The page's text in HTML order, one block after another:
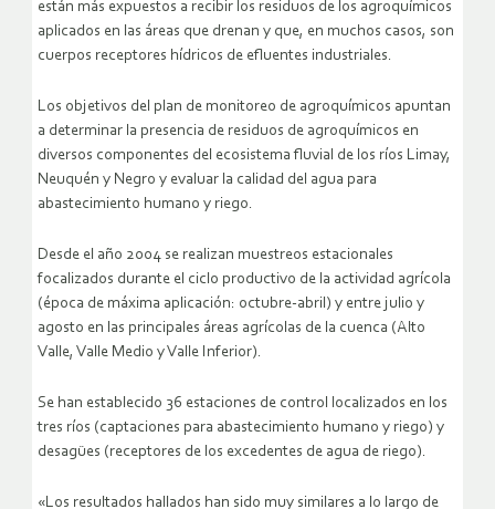
están más expuestos a recibir los residuos de los agroquímicos
aplicados en las áreas que drenan y que, en muchos casos, son
cuerpos receptores hídricos de efluentes industriales.
Los objetivos del plan de monitoreo de agroquímicos apuntan
a determinar la presencia de residuos de agroquímicos en
diversos componentes del ecosistema fluvial de los ríos Limay,
Neuquén y Negro y evaluar la calidad del agua para
abastecimiento humano y riego.
Desde el año 2004 se realizan muestreos estacionales
focalizados durante el ciclo productivo de la actividad agrícola
(época de máxima aplicación: octubre-abril) y entre julio y
agosto en las principales áreas agrícolas de la cuenca (Alto
Valle, Valle Medio y Valle Inferior).
Se han establecido 36 estaciones de control localizados en los
tres ríos (captaciones para abastecimiento humano y riego) y
desagües (receptores de los excedentes de agua de riego).
«Los resultados hallados han sido muy similares a lo largo de